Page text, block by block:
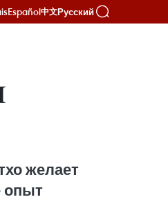
Español中文Русский
желает
опыт